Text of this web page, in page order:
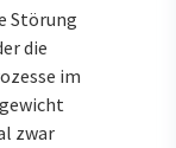
Störung
die
im
zwar